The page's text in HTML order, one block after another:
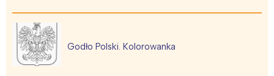
Godło Polski. Kolorowanka